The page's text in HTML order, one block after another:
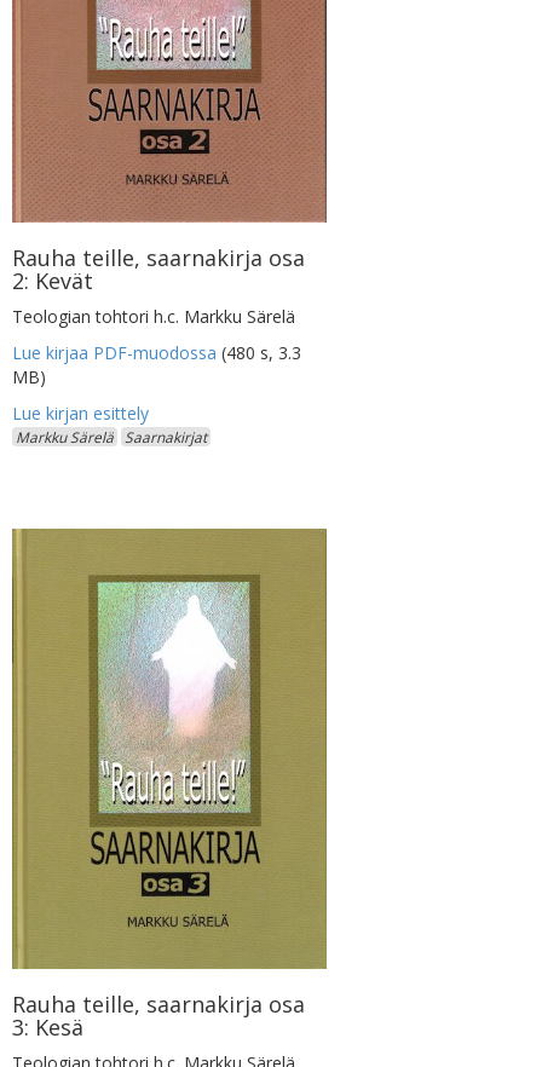
Rauha teille, saarnakirja osa
2: Kevät
Teologian tohtori h.c. Markku Särelä
Lue kirjaa PDF-muodossa (480 s, 3.3
MB)
Markku Särelä Saarnakirjat
Rauha teille, saarnakirja osa
3: Kesä